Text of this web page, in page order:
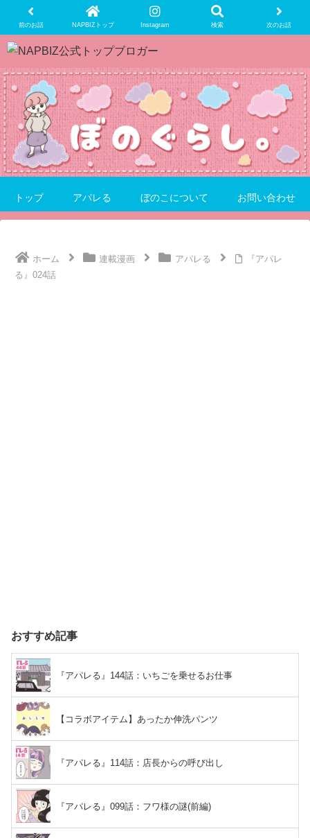
前のお話 NAPBIZトップ Instagram 検索 次のお話
トップ アパレる ぼのこについて お問い合わせ
ホーム 連載漫画 アパレる
『アパレ
る』024話
おすすめ記事
『アパレる』144話：いちごを乗せるお仕事
【コラボアイテム】あったか伸洗パンツ
『アパレる』114話：店長からの呼び出し
『アパレる』099話：フワ様の謎(前編)